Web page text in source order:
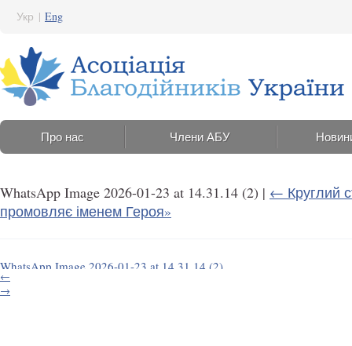
Укр | Eng
Про нас Члени АБУ
WhatsApp Image 2026-01-23 at 14.31.14 (2) | ← Круглий
промовляє іменем Героя»
WhatsApp Image 2026-01-23 at 14.31.14 (2)
23 Січня 2026 16:30
←
→